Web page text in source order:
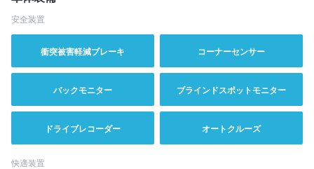
安全装置
衝突被害軽減ブレーキ コーナーセンサー
バックモニター ブラインドスポットモニター
ドライブレコーダー オートクルーズ
快適装置